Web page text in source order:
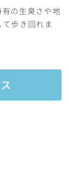
の生臭さや地
歩き回れま